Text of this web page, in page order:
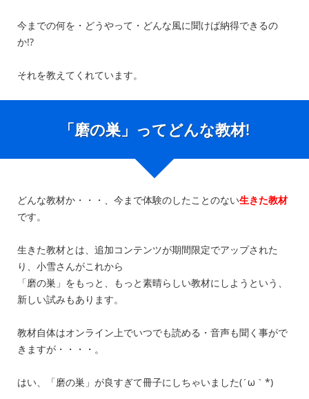
今までの何を・どうやって・どんな風に聞けば納得できるの
か!?
それを教えてくれています。
「磨の巣」ってどんな教材!
どんな教材か・・・、今まで体験のしたことのない生きた教材
です。
生きた教材とは、追加コンテンツが期間限定でアップされた
り、小雪さんがこれから
「磨の巣」をもっと、もっと素晴らしい教材にしようという、
新しい試みもあります。
教材自体はオンライン上でいつでも読める・音声も聞く事がで
きますが・・・・。
はい、「磨の巣」が良すぎて冊子にしちゃいました(´ω｀*)